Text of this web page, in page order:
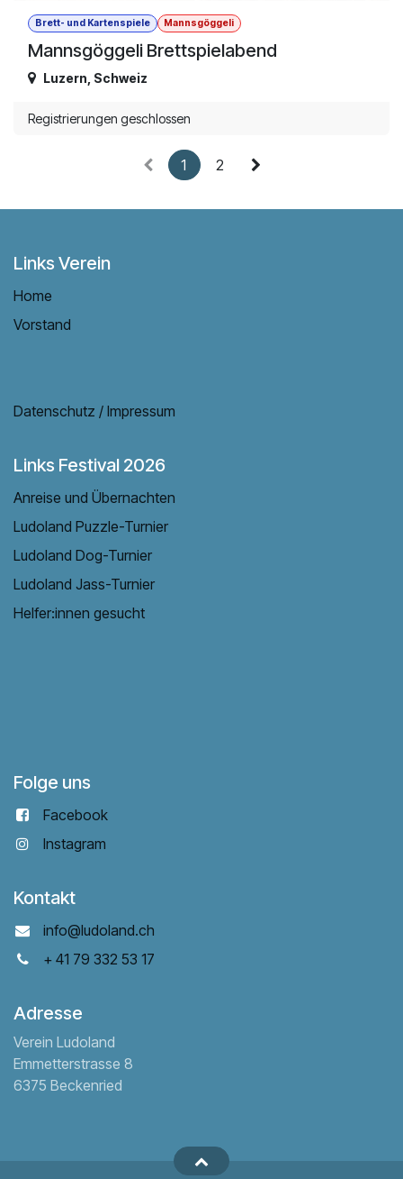
Brett- und Kartenspiele Mannsgöggeli
Mannsgöggeli Brettspielabend
Luzern Schweiz
Registrierungen geschlossen
1 2
Links Verein
Home
Vorstand
Datenschutz / Impressum
Links Festival 2026
Anreise und Übernachten
Ludoland Puzzle-Turnier
Ludoland Dog-Turnier
Ludoland Jass-Turnier
Helfer:innen gesucht
Folge uns
Facebook
Instagram
Kontakt
info@ludoland.ch
+ 41 79 332 53 17
Adresse
Verein Ludoland
Emmetterstrasse 8
6375 Beckenried